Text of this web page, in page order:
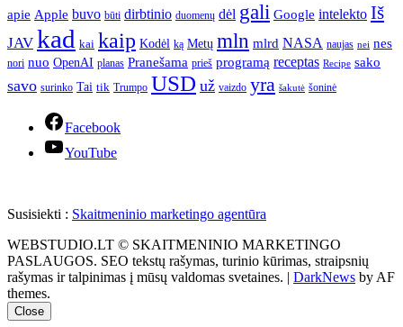
apie Apple buvo būti dirbtinio duomenų dėl gali Google intelekto Iš
JAV kad kai kaip Kodėl ką Metų mln mlrd NASA naujas nei nes
nori nuo OpenAI planas Pranešama prieš programą receptas Recipe sako
savo surinko Tai tik Trumpo USD už vaizdo yra šakutė šoninė
Facebook
YouTube
Susisiekti : Skaitmeninio marketingo agentūra
WEBSTUDIO.LT © SKAITMENINIO MARKETINGO
PASLAUGOS. SEO tekstų rašymas, turinio kūrimas, straipsnių
rašymas ir talpinimas į mūsų valdomas svetaines. | DarkNews by AF
themes.
Close